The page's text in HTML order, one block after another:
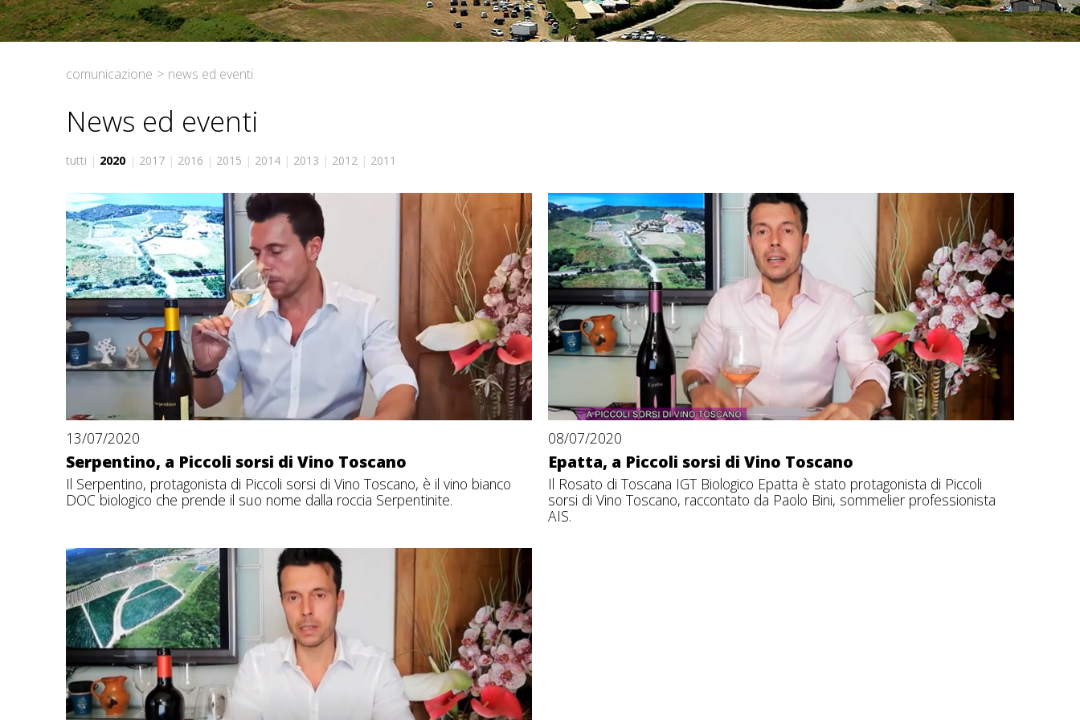
comunicazione > news ed eventi
News ed eventi
tutti | 2020 | 2017 | 2016 | 2015 | 2014 | 2013 | 2012 | 2011
13/07/2020
Serpentino, a Piccoli sorsi di Vino Toscano
Il Serpentino, protagonista di Piccoli sorsi di Vino Toscano, è il vino bianco
DOC biologico che prende il suo nome dalla roccia Serpentinite.
08/07/2020
Epatta, a Piccoli sorsi di Vino Toscano
Il Rosato di Toscana IGT Biologico Epatta è stato protagonista di Piccoli
sorsi di Vino Toscano, raccontato da Paolo Bini, sommelier professionista
AIS.